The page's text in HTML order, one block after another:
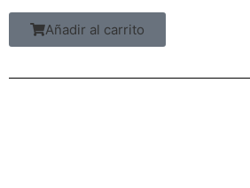
Añadir al carrito